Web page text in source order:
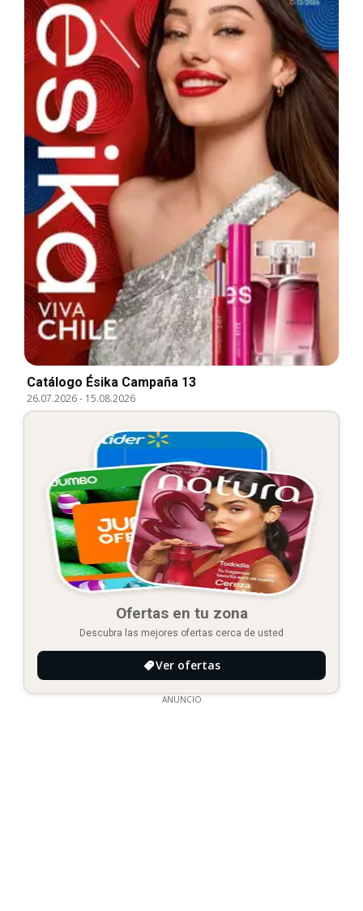
Catálogo Ésika Campaña 13
26.07.2026- 15.08.2026
Ofertas en tu zona
Descubra las mejores ofertas cerca de usted
Ver ofertas
ANUNCIO